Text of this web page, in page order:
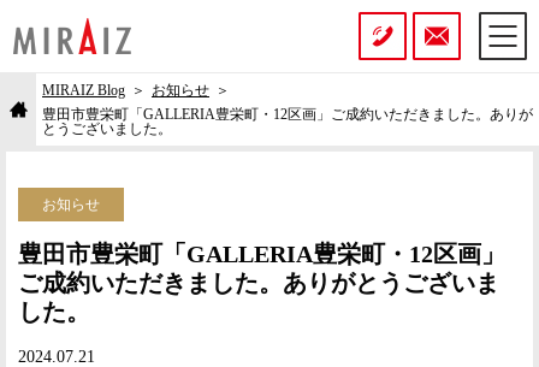
MIRAIZ Blog
お知らせ
豊田市豊栄町「GALLERIA豊栄町・12区画」ご成約いただきました。ありが
とうございました。
お知らせ
豊田市豊栄町「GALLERIA豊栄町・12区画」
ご成約いただきました。ありがとうございま
した。
2024.07.21